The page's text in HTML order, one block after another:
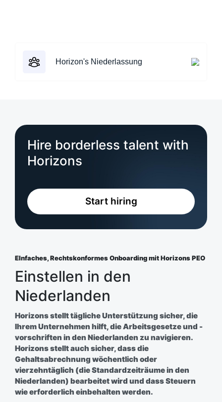
Horizon's Niederlassung
Hire borderless talent with
Horizons
Start hiring
EInfaches, Rechtskonformes Onboarding mit Horizons PEO
Einstellen in den
Niederlanden​
Horizons stellt tägliche Unterstützung sicher, die
Ihrem Unternehmen hilft, die Arbeitsgesetze und -
vorschriften in den Niederlanden zu navigieren.
Horizons stellt auch sicher, dass die
Gehaltsabrechnung wöchentlich oder
vierzehntäglich (die Standardzeiträume in den
Niederlanden) bearbeitet wird und dass Steuern
wie erforderlich einbehalten werden.